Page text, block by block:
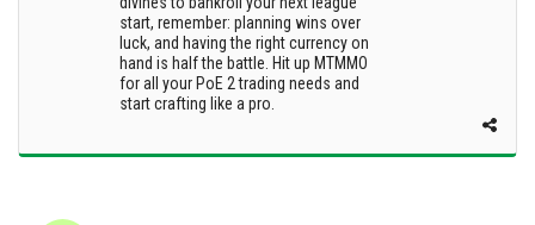
start, remember: planning wins over
luck, and having the right currency on
hand is half the battle. Hit up MTMMO
for all your PoE 2 trading needs and
start crafting like a pro.